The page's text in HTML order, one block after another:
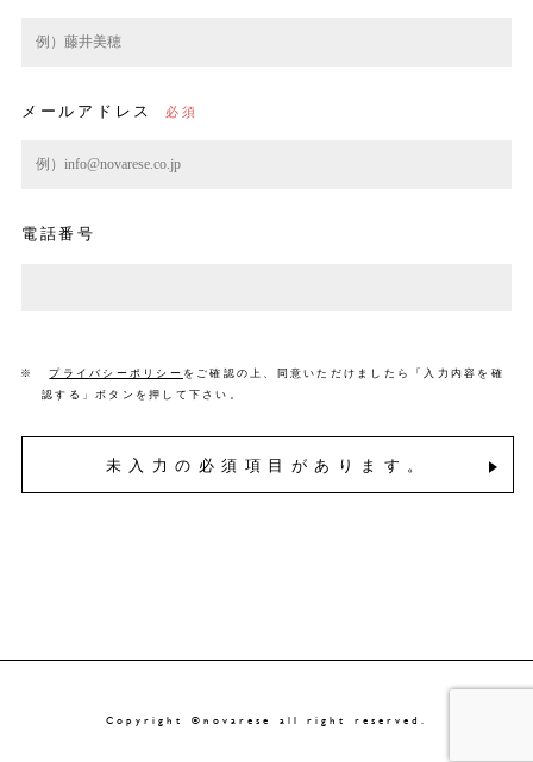
メールアドレス
電話番号
※ プライバシーポリシー をご確認の上、同意いただけましたら「入力内容を確
認する」ボタンを押して下さい。
未入力の必須項目があります。
Copyright ©novarese all right reserved.